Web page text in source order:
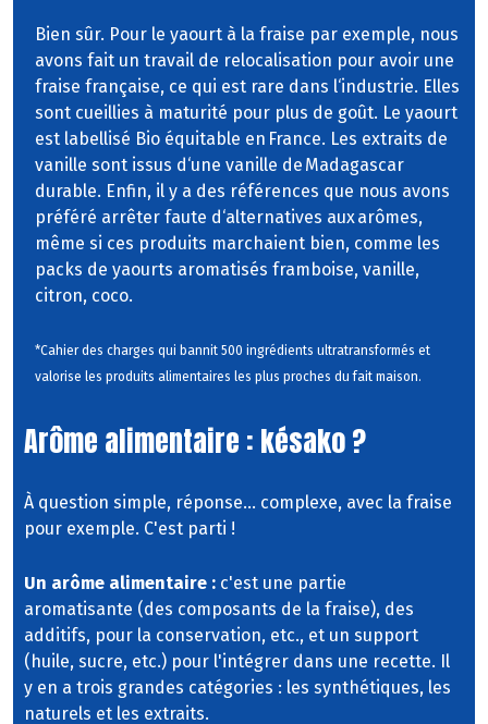
Bien sûr. Pour le yaourt à la fraise par exemple, nous
avons fait un travail de relocalisation pour avoir une
fraise française, ce qui est rare dans l‘industrie. Elles
sont cueillies à maturité pour plus de goût. Le yaourt
est labellisé Bio équitable en France. Les extraits de
vanille sont issus d‘une vanille de Madagascar
durable. Enfin, il y a des références que nous avons
préféré arrêter faute d‘alternatives aux arômes,
même si ces produits marchaient bien, comme les
packs de yaourts aromatisés framboise, vanille,
citron, coco.
*Cahier des charges qui bannit 500 ingrédients ultratransformés et
valorise les produits alimentaires les plus proches du fait maison.
Arôme alimentaire : késako ?
À question simple, réponse... complexe, avec la fraise
pour exemple. C'est parti !
Un arôme alimentaire : c'est une partie
aromatisante (des composants de la fraise), des
additifs, pour la conservation, etc., et un support
(huile, sucre, etc.) pour l'intégrer dans une recette. Il
y en a trois grandes catégories : les synthétiques, les
naturels et les extraits.